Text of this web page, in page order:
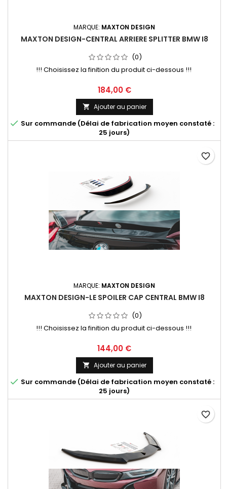
MARQUE: MAXTON DESIGN
MAXTON DESIGN-CENTRAL ARRIERE SPLITTER BMW I8
(0)
!!! Choisissez la finition du produit ci-dessous !!!
Prix
184,00 €
 Ajouter au panier
 Sur commande (Délai de fabrication moyen constaté :
25 jours)
MARQUE: MAXTON DESIGN
MAXTON DESIGN-LE SPOILER CAP CENTRAL BMW I8
(0)
!!! Choisissez la finition du produit ci-dessous !!!
Prix
144,00 €
 Ajouter au panier
 Sur commande (Délai de fabrication moyen constaté :
25 jours)
favorite_border
favorite_border